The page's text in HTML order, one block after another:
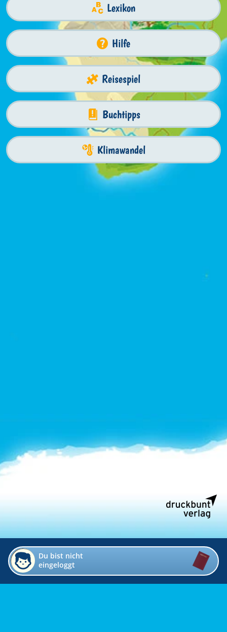
Lexikon
Hilfe
Reisespiel
Buchtipps
Klimawandel
Du bist nicht
eingeloggt